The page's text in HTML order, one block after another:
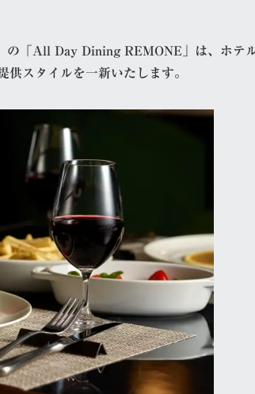
の「All Day Dining REMONE」は、ホテ
供スタイルを一新いたします。